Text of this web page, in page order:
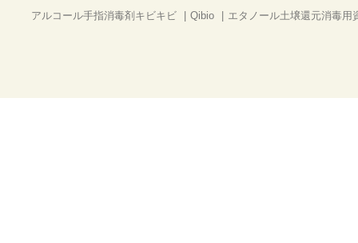
アルコール手指消毒剤キビキビ Qibio エタノール土壌還元消毒